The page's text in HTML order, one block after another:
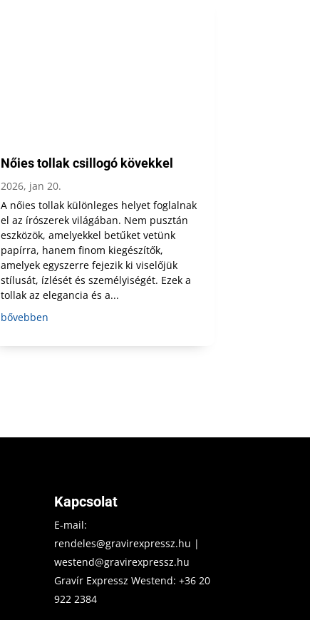
Nőies tollak csillogó kövekkel
2026, jan 20.
A nőies tollak különleges helyet foglalnak
el az írószerek világában. Nem pusztán
eszközök, amelyekkel betűket vetünk
papírra, hanem finom kiegészítők,
amelyek egyszerre fejezik ki viselőjük
stílusát, ízlését és személyiségét. Ezek a
tollak az elegancia és a...
bővebben
Kapcsolat
E-mail:
rendeles@gravirexpressz.hu |
westend@gravirexpressz.hu
Gravír Expressz Westend:+36 20
922 2384